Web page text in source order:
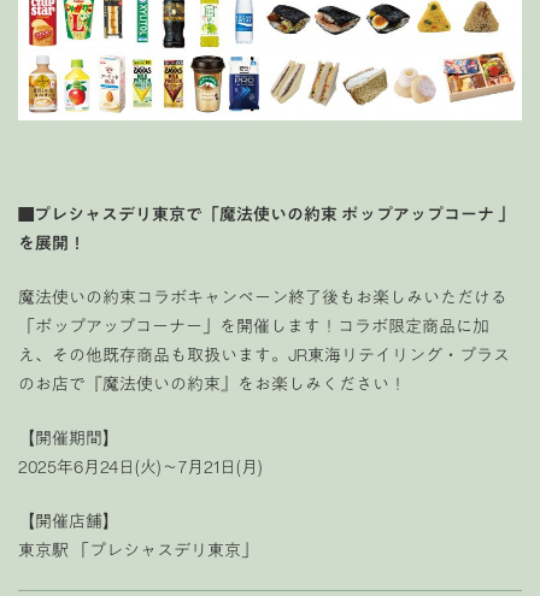
■プレシャスデリ東京で「魔法使いの約束 ポップアップコーナ 」
を展開！
魔法使いの約束コラボキャンペーン終了後もお楽しみいただける
「ポップアップコーナー」を開催します！コラボ限定商品に加
え、その他既存商品も取扱います。JR東海リテイリング・プラス
のお店で『魔法使いの約束』をお楽しみください！
【開催期間】
2025年6月24日(火)～7月21日(月)
【開催店舗】
東京駅 「プレシャスデリ東京」